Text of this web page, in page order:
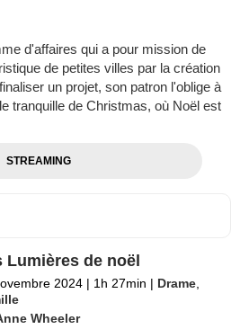
d'affaires qui a pour mission de
de petites villes par la création
un projet, son patron l'oblige à
tranquille de Christmas, où Noël est
STREAMING
Lumières de noël
2024 | 1h 27min | Drame
Wheeler